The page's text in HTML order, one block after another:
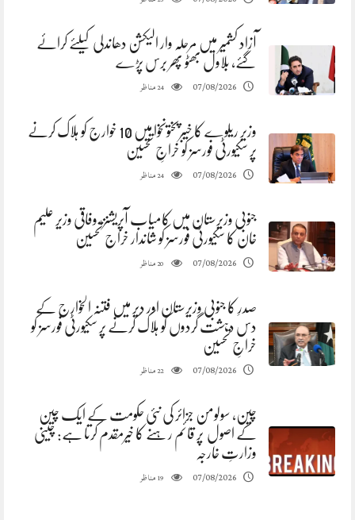
آزاد کشمیر میں مرحلہ وار الیکشن دھاندلی کیلئے کرائے
گئے، بلاول بھٹو پھر برس پڑے
07/08/2026
24مناظر
وزیر ریلوے کا خیبرپختونخوا میں 10 خوارج کو ہلاک کرنے
پر سکیورٹی فورسز کو خراجِ تحسین
07/08/2026
24مناظر
جنوبی وزیرستان میں کامیاب آپریشنز، وفاقی وزیر علیم
خان کا سکیورٹی فورسز کو شاندار خراج تحسین
07/08/2026
20مناظر
صدرِ کا جنوبی وزیرستان اور دیر میں فتنہ الخوارج کے
دس دہشت گردوں کو ہلاک کرنے پر سکیورٹی فورسز کو
خراجِ تحسین
07/08/2026
22مناظر
چین، سولومن جزائر کی نئی حکومت کے ایک چین
کے اصول پر قائم رہنے کا خیرمقدم کرتا ہے: چینی
وزارتِ خارجہ
07/08/2026
19مناظر